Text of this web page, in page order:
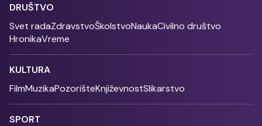
DRUŠTVO
Svet radaZdravstvoŠkolstvoNaukaCivilno društvo
HronikaVreme
KULTURA
FilmMuzikaPozorišteKnjiževnostSlikarstvo
SPORT